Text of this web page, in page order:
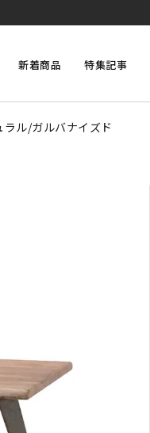
新着商品 特集記事
ル/ガルバナイズド